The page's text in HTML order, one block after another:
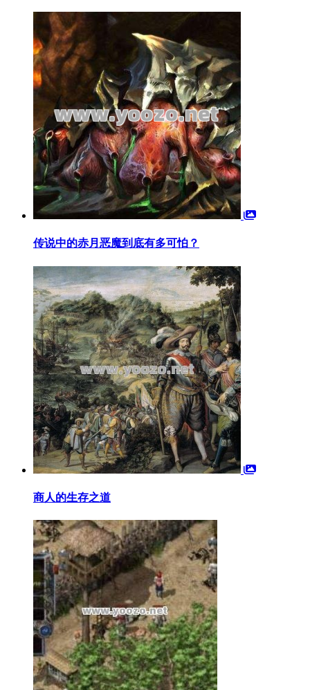
传说中的赤月恶魔到底有多可怕？
商人的生存之道